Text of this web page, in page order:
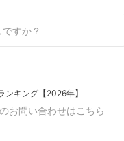
ンキング【2026年】
お問い合わせはこちら